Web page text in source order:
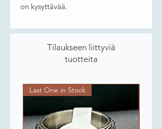
on kysyttävää.
Tilaukseen liittyviä
tuotteita
Last One in Stock